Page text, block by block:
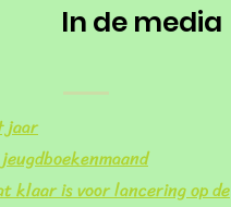
In de media
jaar
klaar is voor lancering op de